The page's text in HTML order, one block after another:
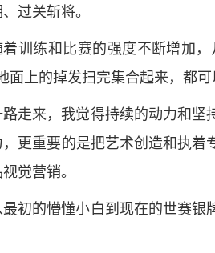
过关斩将。
着训练和比赛的强度不断增加
面上的掉发扫完集合起来，都
路走来，我觉得持续的动力和坚
，更重要的是把艺术创造和执
觉营销。
最初的懵懂小白到现在的世赛银